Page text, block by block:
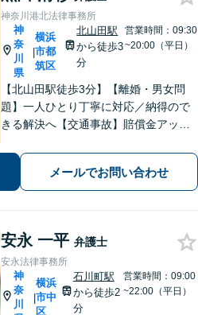
神奈川港北法律事務所
神
奈
川
県
|
横浜
市都
筑区
北山田駅
から徒歩3
分
営業時間：09:30
~20:00（平日）
【北山田駅徒歩3分】【離婚・男女問
題】一人ひとり丁寧に対応／納得ので
きる解決へ【交通事故】賠償金アップ
手続きはお任せ【借金・債務整理】手
続きはもちろん、再発防止策や今後の
生活のフォローも行います。
メールでお問い合わせ
安永 一平 弁護士
安永法律事務所
神
奈
川
|
横浜
市中
区
石川町駅
から徒歩2
分
営業時間：09:00
~22:00（平日）